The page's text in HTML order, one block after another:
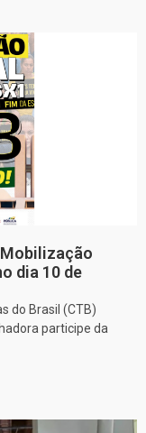
dia 10 de
do Brasil (CTB)
participe da